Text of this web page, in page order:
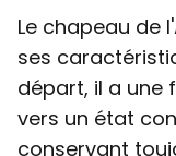
Le chapeau de
ses
départ, il a une
vers un état
conservant